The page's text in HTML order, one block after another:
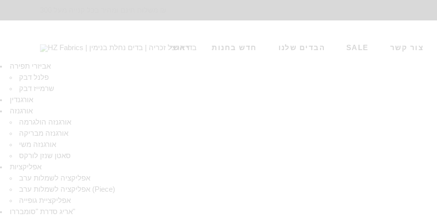
ראשי חדש בחנות הבדים שלנו SALE צור קשר
אביזרי תפירה
פלנל דבק
שרמייז דבק
אורגנדין
אורגנזה
אורגנזה הולגרמה
אורגנזה מבריקה
אורגנזה משי
סאטן שנזן לורקס
אפליקציות
אפליקציה לשמלות ערב
אפליקציה לשמלות ערב (Piece)
אפליקציית גופייה
אריג סדרת "סומבררו"